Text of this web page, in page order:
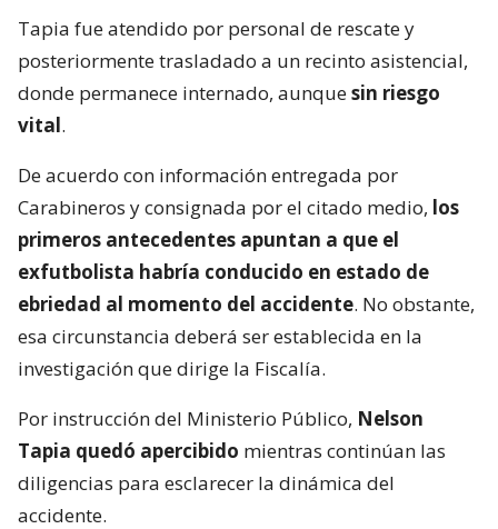
Tapia fue atendido por personal de rescate y
posteriormente trasladado a un recinto asistencial,
donde permanece internado, aunquesin riesgo
vital.
De acuerdo con información entregada por
Carabineros y consignada por el citado medio, los
primeros antecedentes apuntan a que el
exfutbolista habría conducido en estado de
ebriedad al momento del accidente. No obstante,
esa circunstancia deberá ser establecida en la
investigación que dirige la Fiscalía.
Por instrucción del Ministerio Público, Nelson
Tapia quedó apercibido mientras continúan las
diligencias para esclarecer la dinámica del
accidente.